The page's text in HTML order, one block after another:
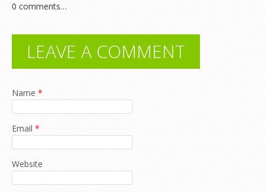
0 comments…
LEAVE A COMMENT
Name *
Email *
Website